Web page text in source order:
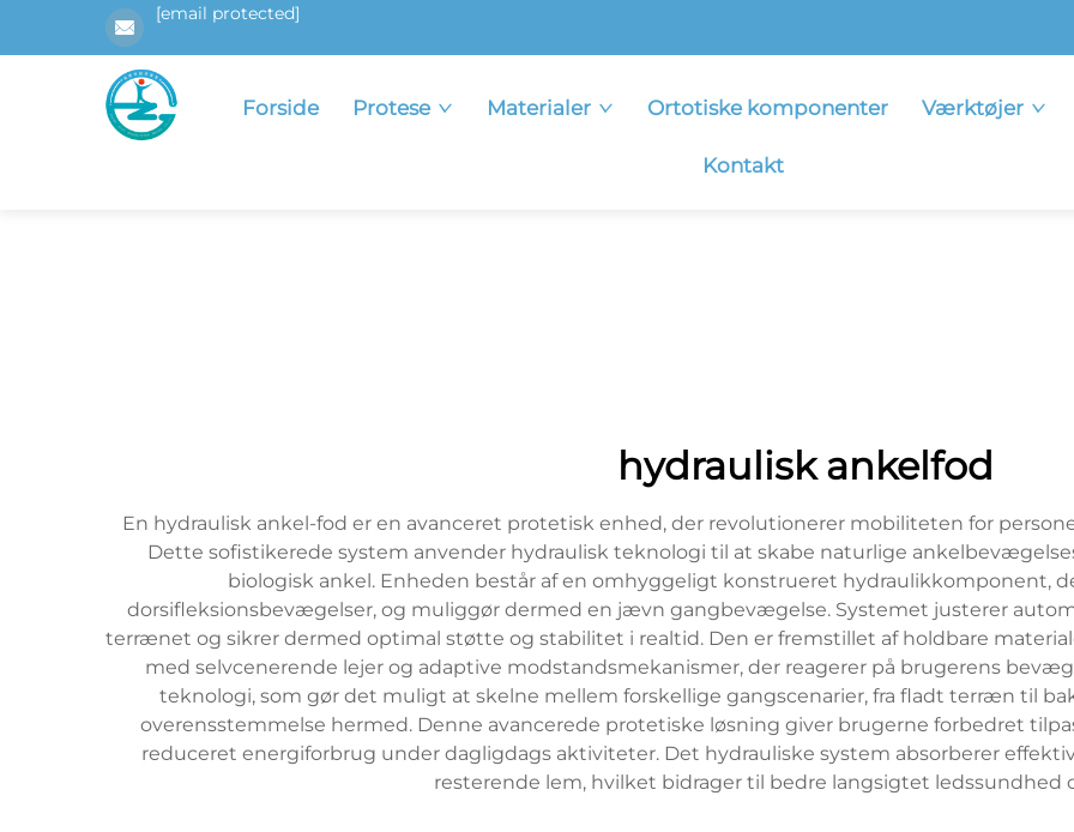
[email protected]
Forside Protese Materialer Ortotiske komponenter Værktøjer
Kontakt
hydraulisk ankelfod
En hydraulisk ankel-fod er en avanceret protetisk enhed, der revolutionerer mobiliteten for
Dette sofistikerede system anvender hydraulisk teknologi til at skabe naturlige
biologisk ankel. Enheden består af en omhyggeligt konstrueret hydraulikkomponent,
dorsifleksionsbevægelser, og muliggør dermed en jævn gangbevægelse. Systemet justerer
terrænet og sikrer dermed optimal støtte og stabilitet i realtid. Den er fremstillet af holdbare
med selvcenerende lejer og adaptive modstandsmekanismer, der reagerer på brugerens
teknologi, som gør det muligt at skelne mellem forskellige gangscenarier, fra fladt terræn til
overensstemmelse hermed. Denne avancerede protetiske løsning giver brugerne forbedret
reduceret energiforbrug under dagligdags aktiviteter. Det hydrauliske system absorberer
resterende lem, hvilket bidrager til bedre langsigtet ledssundhed